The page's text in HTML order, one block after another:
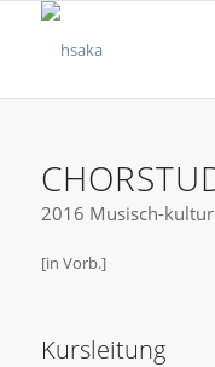
2016 Musisch-
[in Vorb.]
Kursleitung